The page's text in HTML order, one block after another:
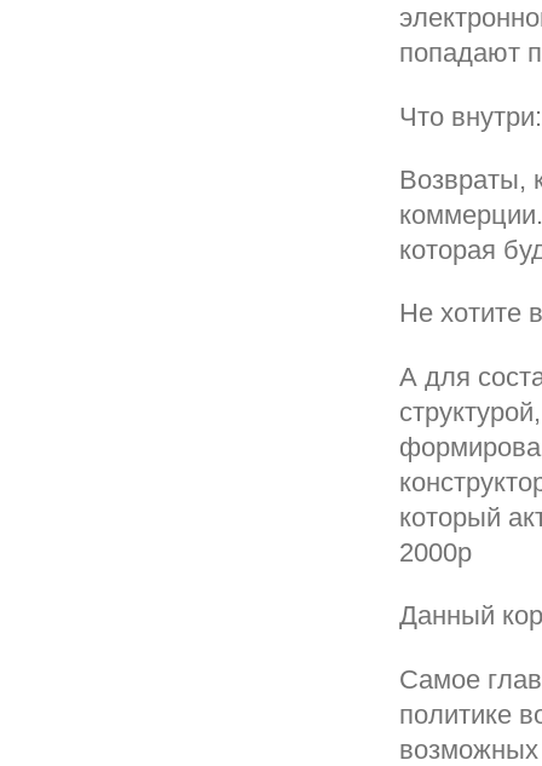
попадают
Что внутри:
Возвраты,
которая
Не хотите
А для
который
2000р
Данный
Самое
политике